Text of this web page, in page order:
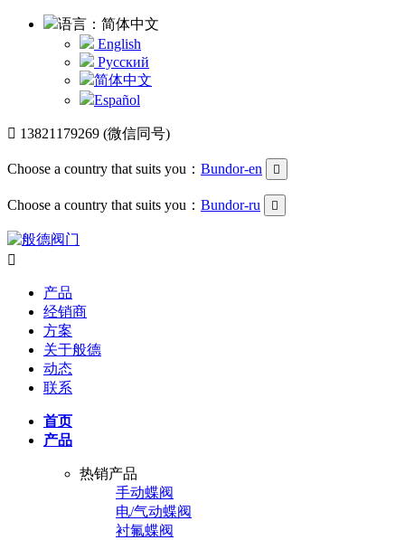
语言：简体中文
English
Русский
简体中文
Español
 13821179269 (微信同号)
Choose a country that suits you： Bundor-en 
Choose a country that suits you： Bundor-ru 

产品
经销商
方案
关于般德
动态
联系
首页
产品
热销产品
手动蝶阀
电/气动蝶阀
衬氟蝶阀